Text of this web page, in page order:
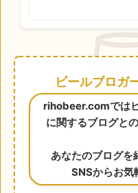
ビールブロガ
rihobeer.comでは
に関するブログと
あなたのブログを
SNSからお気